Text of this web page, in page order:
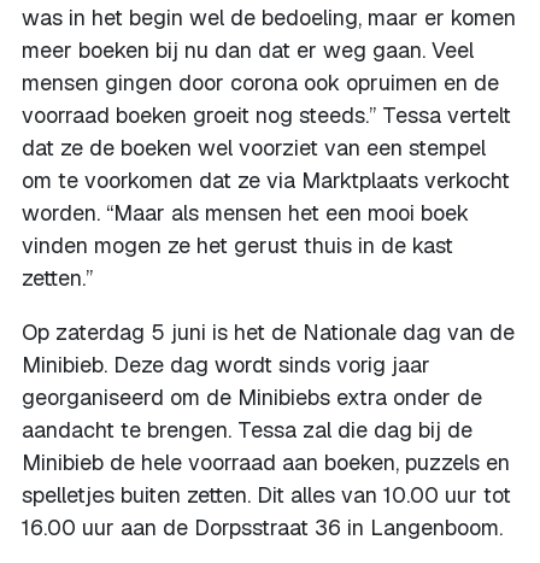
was in het begin wel de bedoeling, maar er komen
meer boeken bij nu dan dat er weg gaan. Veel
mensen gingen door corona ook opruimen en de
voorraad boeken groeit nog steeds.” Tessa vertelt
dat ze de boeken wel voorziet van een stempel
om te voorkomen dat ze via Marktplaats verkocht
worden. “Maar als mensen het een mooi boek
vinden mogen ze het gerust thuis in de kast
zetten.”
Op zaterdag 5 juni is het de Nationale dag van de
Minibieb. Deze dag wordt sinds vorig jaar
georganiseerd om de Minibiebs extra onder de
aandacht te brengen. Tessa zal die dag bij de
Minibieb de hele voorraad aan boeken, puzzels en
spelletjes buiten zetten. Dit alles van 10.00 uur tot
16.00 uur aan de Dorpsstraat 36 in Langenboom.